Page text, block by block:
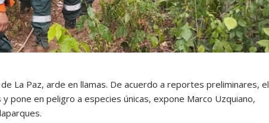
La Paz, arde en llamas. De acuerdo a reportes preliminares, el
pone en peligro a especies únicas, expone Marco Uzquiano,